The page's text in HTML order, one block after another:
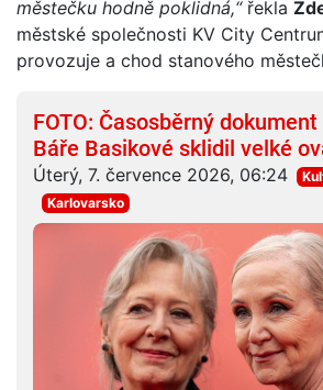
městečku hodně poklidná,“řekla
městské společnosti KV City
provozuje a chod stanového
FOTO: Časosběrný
Báře Basikové sklidil velké
Úterý, 7. července 2026, 06:24
Karlovarsko